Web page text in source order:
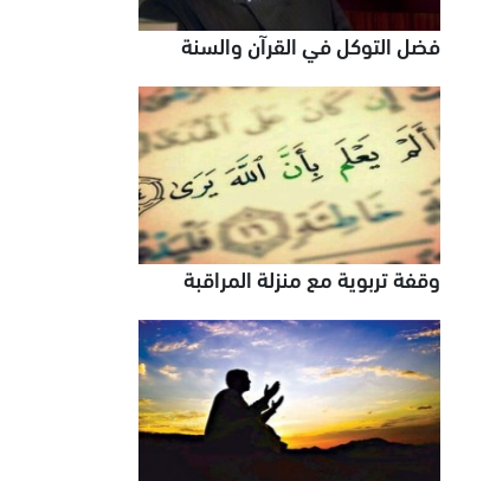
فضل التوكل في القرآن والسنة
وقفة تربوية مع منزلة المراقبة